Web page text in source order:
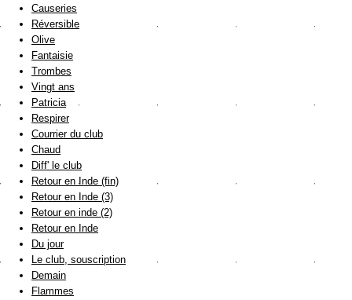
Causeries
Réversible
Olive
Fantaisie
Trombes
Vingt ans
Patricia
Respirer
Courrier du club
Chaud
Diff' le club
Retour en Inde (fin)
Retour en Inde (3)
Retour en inde (2)
Retour en Inde
Du jour
Le club, souscription
Demain
Flammes